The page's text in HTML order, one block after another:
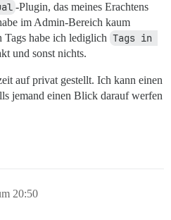
-Plugin, das meines Erachtens
im Admin-Bereich kaum
Tags habe ich lediglich Tags in
und sonst nichts.
auf privat gestellt. Ich kann einen
jemand einen Blick darauf werfen
20:50